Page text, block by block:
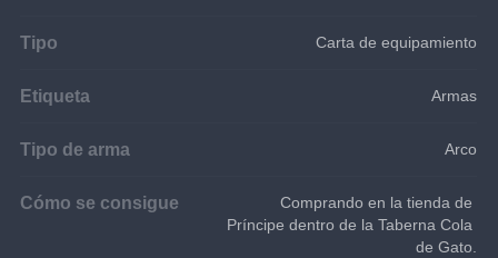
Tipo Carta de equipamiento
Etiqueta Armas
Tipo de arma Arco
Cómo se consigue
Comprando en la tienda de
Príncipe dentro de la Taberna Cola
de Gato.